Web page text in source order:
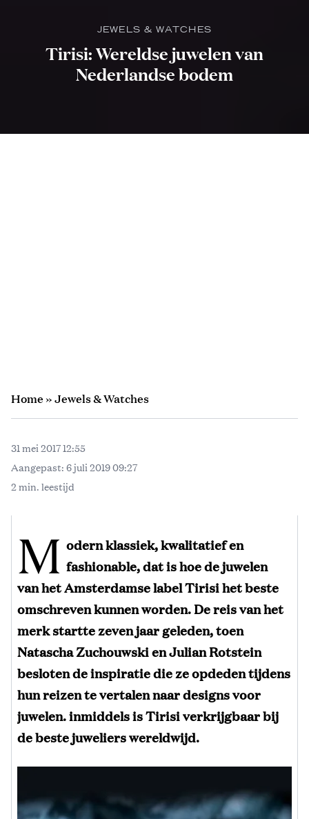
JEWELS & WATCHES
Tirisi: Wereldse juwelen van
Nederlandse bodem
Home»Jewels & Watches
31 mei 2017 12:55
Aangepast: 6 juli 2019 09:27
2 min. leestijd
M odern klassiek, kwalitatief en
fashionable, dat is hoe de juwelen
van het Amsterdamse label Tirisi het beste
omschreven kunnen worden. De reis van het
merk startte zeven jaar geleden, toen
Natascha Zuchouwski en Julian Rotstein
besloten de inspiratie die ze opdeden tijdens
hun reizen te vertalen naar designs voor
juwelen. inmiddels is Tirisi verkrijgbaar bij
de beste juweliers wereldwijd.